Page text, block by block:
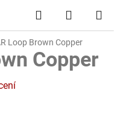
Hledat
KOŠÍK
Loop Brown Copper
Copper